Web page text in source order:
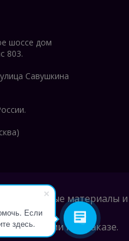
Если
здесь.
шоссе дом
803.
Савушкина
материалы и
РФ.
Вами при заказе.